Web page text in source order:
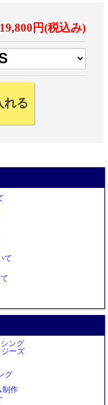
19,800円(税込み)
て
ング
ーズ
グ
制作